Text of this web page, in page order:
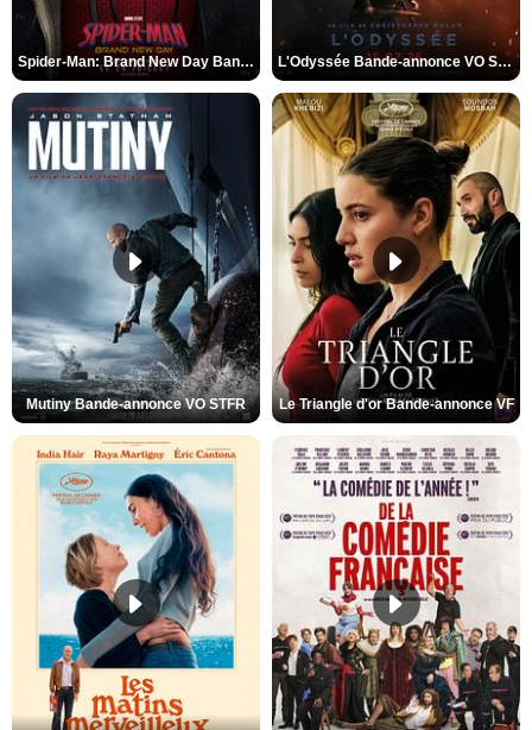
Spider-Man: Brand New Day Bande-annonce VO STFR L'Odyssée Bande-annonce VO STFR
Mutiny Bande-annonce VO STFR Le Triangle d'or Bande-annonce VF